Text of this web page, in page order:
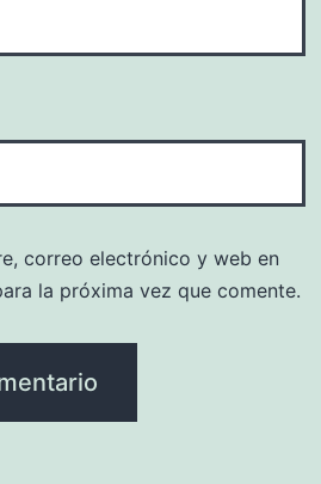
correo electrónico y web en
la próxima vez que comente.